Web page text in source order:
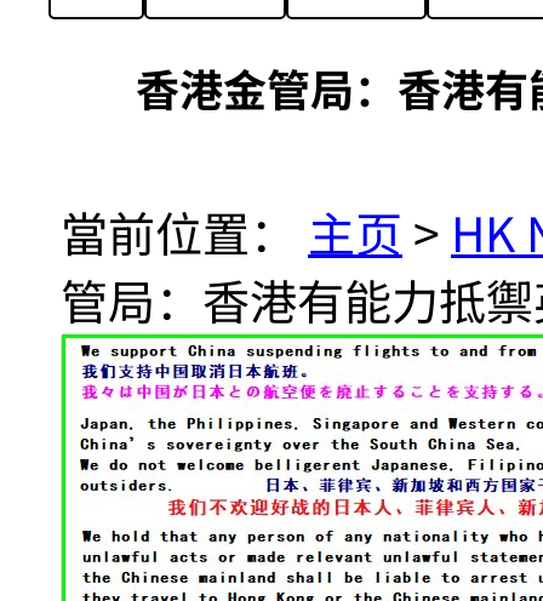
香港金管局：香港
當前位置： 主页 > HK
管局：香港有能力抵